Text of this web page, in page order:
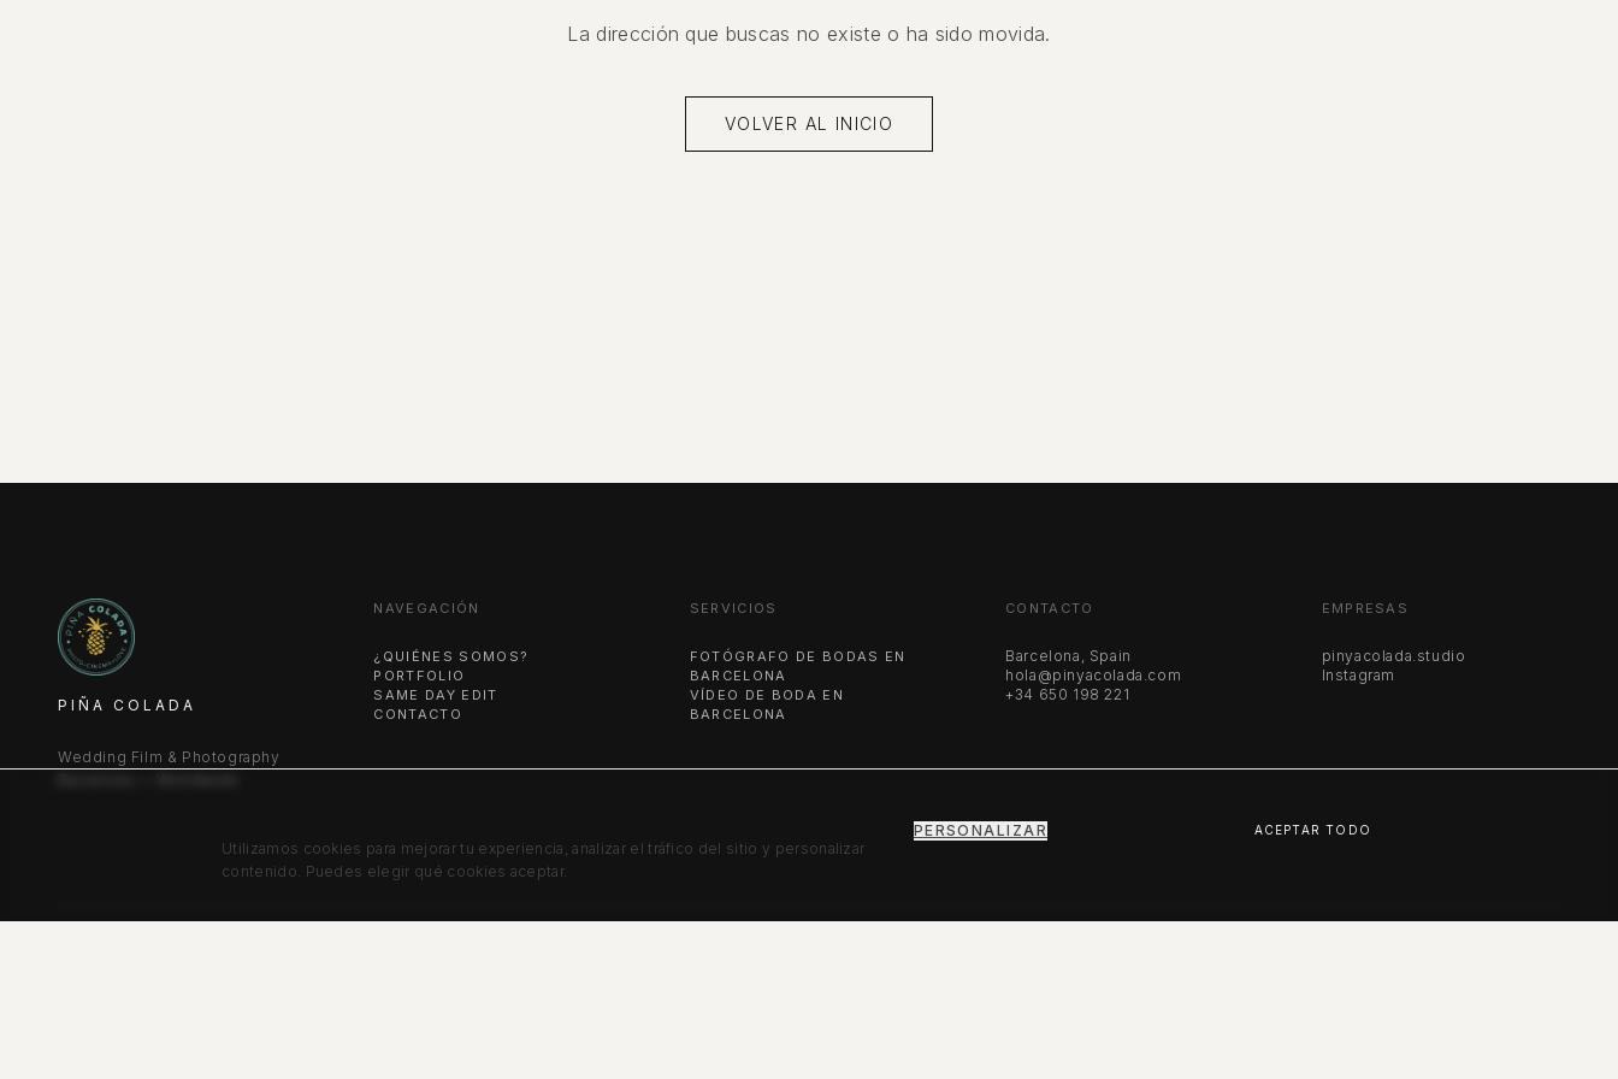
La dirección que buscas no existe o ha sido movida.
VOLVER AL INICIO
PIÑA COLADA
Wedding Film & Photography
NAVEGACIÓN
¿QUIÉNES SOMOS?
PORTFOLIO
SAME DAY EDIT
CONTACTO
SERVICIOS
FOTÓGRAFO DE BODAS EN
BARCELONA
VÍDEO DE BODA EN
BARCELONA
CONTACTO
Barcelona, Spain
hola@pinyacolada.com
+34 650 198 221
EMPRESAS
pinyacolada.studio
Instagram
Utilizamos cookies para mejorar tu experiencia, analizar el tráfico del sitio y personalizar
contenido. Puedes elegir qué cookies aceptar.
PERSONALIZAR ACEPTAR TODO